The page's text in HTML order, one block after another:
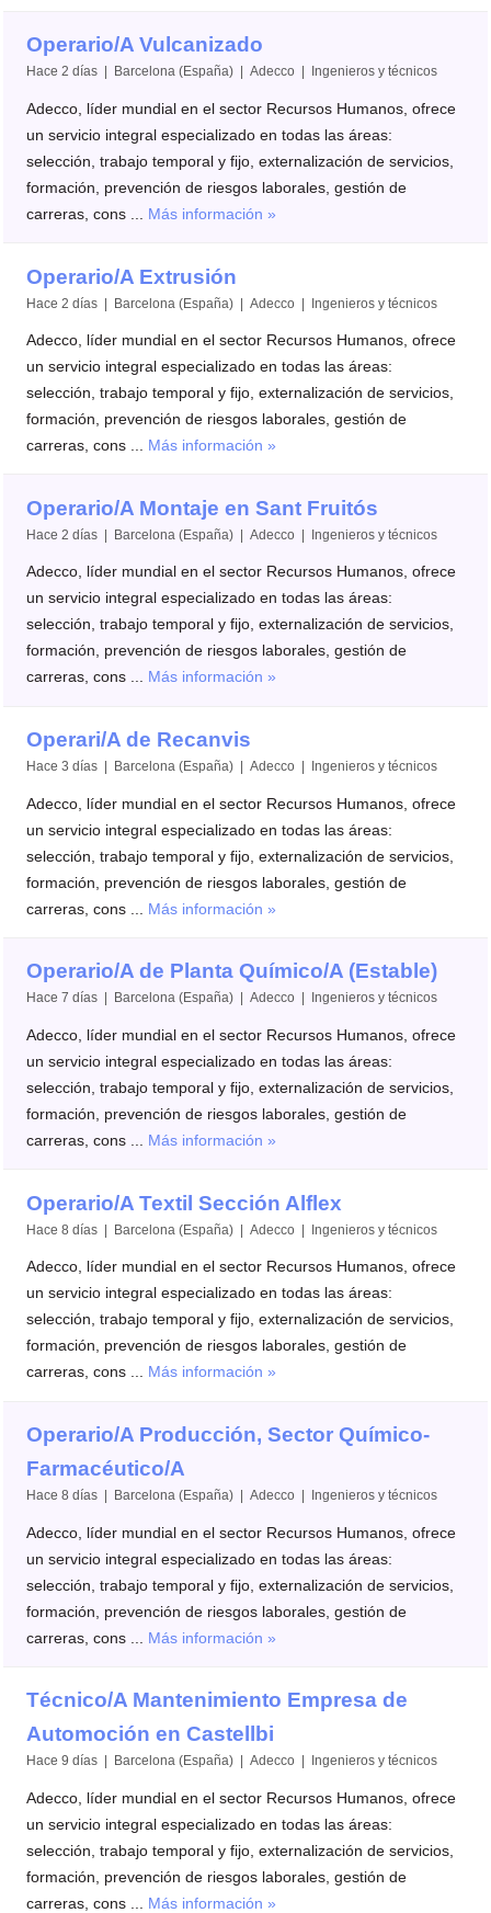
Operario/A Vulcanizado
Hace 2 días | Barcelona (España) | Adecco | Ingenieros y técnicos
Adecco, líder mundial en el sector Recursos Humanos, ofrece
un servicio integral especializado en todas las áreas:
selección, trabajo temporal y fijo, externalización de servicios,
formación, prevención de riesgos laborales, gestión de
carreras, cons ... Más información »
Operario/A Extrusión
Hace 2 días | Barcelona (España) | Adecco | Ingenieros y técnicos
Adecco, líder mundial en el sector Recursos Humanos, ofrece
un servicio integral especializado en todas las áreas:
selección, trabajo temporal y fijo, externalización de servicios,
formación, prevención de riesgos laborales, gestión de
carreras, cons ... Más información »
Operario/A Montaje en Sant Fruitós
Hace 2 días | Barcelona (España) | Adecco | Ingenieros y técnicos
Adecco, líder mundial en el sector Recursos Humanos, ofrece
un servicio integral especializado en todas las áreas:
selección, trabajo temporal y fijo, externalización de servicios,
formación, prevención de riesgos laborales, gestión de
carreras, cons ... Más información »
Operari/A de Recanvis
Hace 3 días | Barcelona (España) | Adecco | Ingenieros y técnicos
Adecco, líder mundial en el sector Recursos Humanos, ofrece
un servicio integral especializado en todas las áreas:
selección, trabajo temporal y fijo, externalización de servicios,
formación, prevención de riesgos laborales, gestión de
carreras, cons ... Más información »
Operario/A de Planta Químico/A (Estable)
Hace 7 días | Barcelona (España) | Adecco | Ingenieros y técnicos
Adecco, líder mundial en el sector Recursos Humanos, ofrece
un servicio integral especializado en todas las áreas:
selección, trabajo temporal y fijo, externalización de servicios,
formación, prevención de riesgos laborales, gestión de
carreras, cons ... Más información »
Operario/A Textil Sección Alflex
Hace 8 días | Barcelona (España) | Adecco | Ingenieros y técnicos
Adecco, líder mundial en el sector Recursos Humanos, ofrece
un servicio integral especializado en todas las áreas:
selección, trabajo temporal y fijo, externalización de servicios,
formación, prevención de riesgos laborales, gestión de
carreras, cons ... Más información »
Operario/A Producción, Sector Químico-
Farmacéutico/A
Hace 8 días | Barcelona (España) | Adecco | Ingenieros y técnicos
Adecco, líder mundial en el sector Recursos Humanos, ofrece
un servicio integral especializado en todas las áreas:
selección, trabajo temporal y fijo, externalización de servicios,
formación, prevención de riesgos laborales, gestión de
carreras, cons ... Más información »
Técnico/A Mantenimiento Empresa de
Automoción en Castellbi
Hace 9 días | Barcelona (España) | Adecco | Ingenieros y técnicos
Adecco, líder mundial en el sector Recursos Humanos, ofrece
un servicio integral especializado en todas las áreas:
selección, trabajo temporal y fijo, externalización de servicios,
formación, prevención de riesgos laborales, gestión de
carreras, cons ... Más información »